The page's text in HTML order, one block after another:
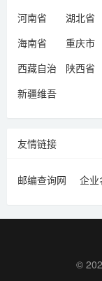
河南省
湖北省
海南省 重庆市
西藏自治
区
陕西省
新疆维吾
友情链接
邮编查询网
企业
©